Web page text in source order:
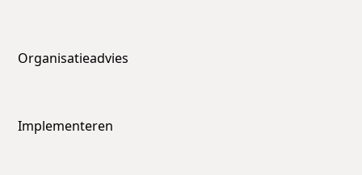
Organisatieadvies
Implementeren